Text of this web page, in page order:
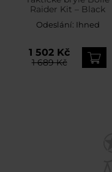
Raider Kit – Black
Odeslání: Ihned
1 502 Kč
1 689 Kč